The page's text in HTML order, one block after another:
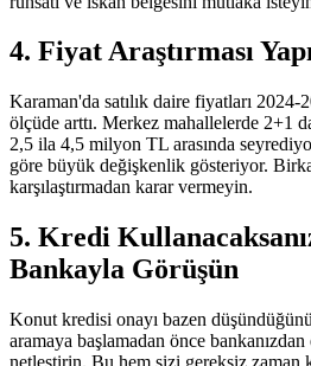
4. Fiyat Araştırması
Karaman'da satılık daire fiyatları
ölçüde arttı. Merkez mahallelerde 2+1
2,5 ila 4,5 milyon TL arasında
göre büyük değişkenlik gösteriyor.
karşılaştırmadan karar vermeyin.
5. Kredi
Bankayla Görüşün
Konut kredisi onayı bazen
aramaya başlamadan önce